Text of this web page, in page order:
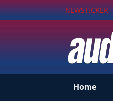
NEWSTICKER
Home